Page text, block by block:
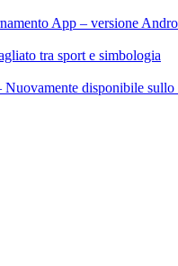
App – versione
tra sport e simbologia
disponibile sullo